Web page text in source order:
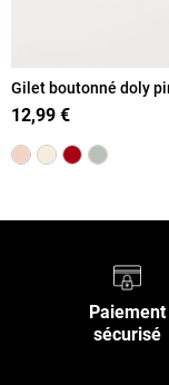
Gilet boutonné doly
12A)
12,99 €
Paiement
sécurisé